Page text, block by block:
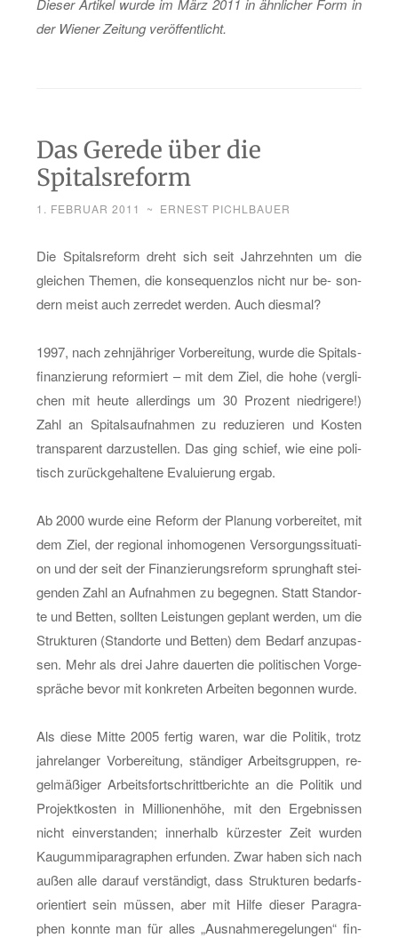
der Wie­ner Zei­tung ver­öf­fent­licht.
Das Gerede über die
Spitalsreform
1. FEBRUAR 2011 ~ ERNEST PICHLBAUER
Die Spi­tals­re­form dreht sich seit Jahr­zehn­ten um die
glei­chen The­men, die kon­se­quenz­los nicht nur be- son­
dern meist auch zer­re­det wer­den. Auch dies­mal?
1997, nach zehn­jäh­ri­ger Vor­be­rei­tung, wurde die Spi­tals­
fi­nan­zie­rung re­for­miert – mit dem Ziel, die hohe (ver­gli­
chen mit heute al­ler­dings um 30 Pro­zent nied­ri­ge­re!)
Zahl an Spi­tals­auf­nah­men zu re­du­zie­ren und Kos­ten
trans­pa­rent dar­zu­stel­len. Das ging schief, wie eine po­li­
tisch zu­rück­ge­hal­te­ne Eva­lu­ie­rung ergab.
Ab 2000 wurde eine Re­form der Pla­nung vor­be­rei­tet, mit
dem Ziel, der re­gio­nal in­ho­mo­ge­nen Ver­sor­gungs­si­tua­ti­
on und der seit der Fi­nan­zie­rungs­re­form sprung­haft stei­
gen­den Zahl an Auf­nah­men zu be­geg­nen. Statt Stand­or­
te und Bet­ten, soll­ten Leis­tun­gen ge­plant wer­den, um die
Struk­tu­ren (Stand­or­te und Bet­ten) dem Be­darf an­zu­pas­
sen. Mehr als drei Jahre dau­er­ten die po­li­ti­schen Vor­ge­
sprä­che bevor mit kon­kre­ten Ar­bei­ten be­gon­nen wurde.
Als diese Mitte 2005 fer­tig waren, war die Po­li­tik, trotz
jah­re­lan­ger Vor­be­rei­tung, stän­di­ger Ar­beits­grup­pen, re­
gel­mä­ßi­ger Ar­beits­fort­schritt­be­rich­te an die Po­li­tik und
Pro­jekt­kos­ten in Mil­lio­nen­hö­he, mit den Er­geb­nis­sen
nicht ein­ver­stan­den; in­ner­halb kür­zes­ter Zeit wur­den
Kau­gum­mi­pa­ra­gra­phen er­fun­den. Zwar haben sich nach
außen alle dar­auf ver­stän­digt, dass Struk­tu­ren be­darfs­
ori­en­tiert sein müs­sen, aber mit Hilfe die­ser Pa­ra­gra­
phen konn­te man für alles „Aus­nah­me­re­ge­lun­gen“ fin­